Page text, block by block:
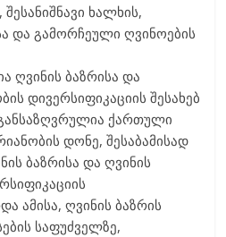
ხალხის,
და გამორჩეული ღვინოების
ღვინის ბაზრისა და
დივერსიფიკაციის შესახებ
ქართული
დონე, შესაბამისად
ბაზრისა და ღვინის
ამისა, ღვინის ბაზრის
საფუძველზე,